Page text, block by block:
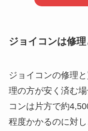
ジョイコンは修
ジョイコンの修理
理の方が安く済む
コンは片方で約
程度かかるのに対